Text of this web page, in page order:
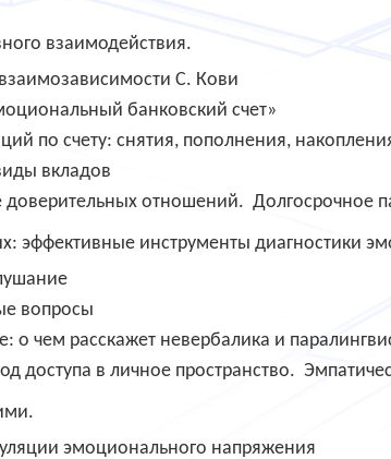
взаимодействия.
С. Кови
банковский счет»
по счету: снятия, пополнения,
вкладов
доверительных отношений. Долгосрочное
эффективные инструменты диагностики
вопросы
о чем расскажет невербалика и
доступа в личное пространство.
эмоционального напряжения